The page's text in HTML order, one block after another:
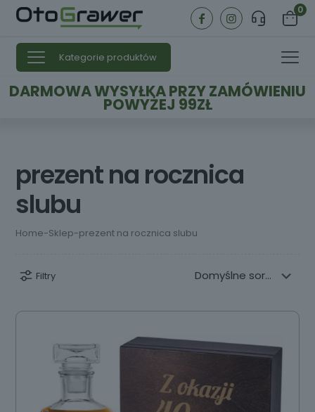
0
Kategorie produktów
DARMOWA WYSYŁKA PRZY ZAMÓWIENIU
POWYŻEJ 99ZŁ
prezent na rocznica
slubu
Home-Sklep-prezent na rocznica slubu
Filtry